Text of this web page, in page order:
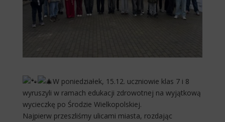
W poniedziałek, 15.12. uczniowie klas 7 i 8
wyruszyli w ramach edukacji zdrowotnej na wyjątkową
wycieczkę po Środzie Wielkopolskiej.
Najpierw przeszliśmy ulicami miasta, rozdając